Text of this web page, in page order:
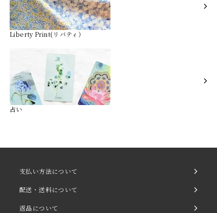
Liberty Print(リバティ）
占い
支払い方法について
配送・送料について
返品について